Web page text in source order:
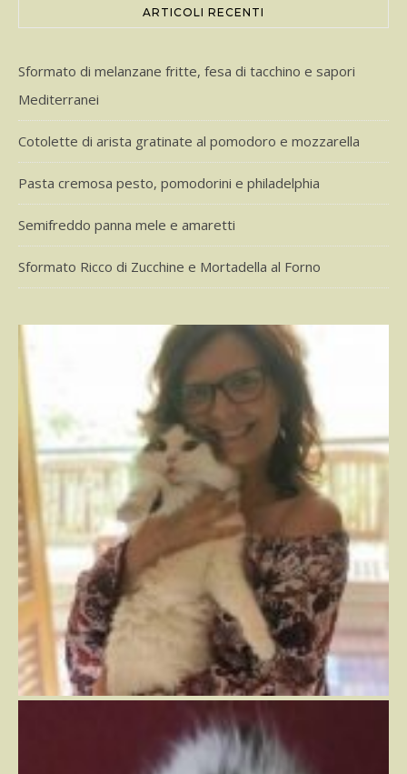
ARTICOLI RECENTI
Sformato di melanzane fritte, fesa di tacchino e sapori
Mediterranei
Cotolette di arista gratinate al pomodoro e mozzarella
Pasta cremosa pesto, pomodorini e philadelphia
Semifreddo panna mele e amaretti
Sformato Ricco di Zucchine e Mortadella al Forno